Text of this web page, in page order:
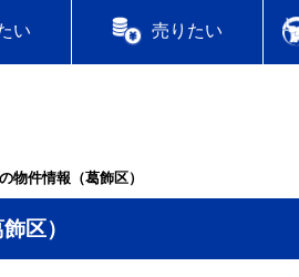
い 売りたい
物件情報（葛飾区）
区）